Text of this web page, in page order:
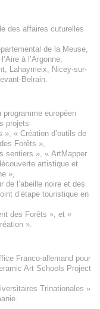
des affaires cuturelles
de la Meuse,
à l’Argonne,
Lahaymeix
Nicey-sur-
Belrain.
européen
projets
», « Création d’outils de
Forêts »,
sentiers », « ArtMapper
artistique et
»,
de l’abeille noire et des
d’étape touristique en
des Forêts », et «
».
Franco-allemand pour
Art Schools Project
Trinationales »